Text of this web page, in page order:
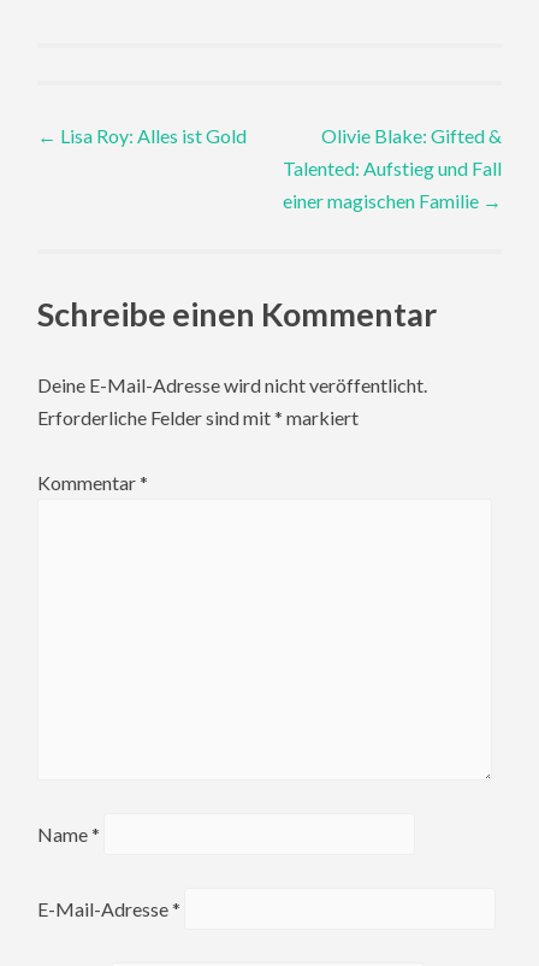
Post
← Lisa Roy: Alles ist Gold
Olivie Blake: Gifted &
Talented: Aufstieg und Fall
einer magischen Familie →
Schreibe einen Kommentar
Deine E-Mail-Adresse wird nicht veröffentlicht.
Erforderliche Felder sind mit* markiert
Kommentar*
Name*
E-Mail-Adresse*